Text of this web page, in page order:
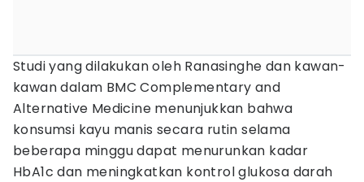
Studi yang dilakukan oleh Ranasinghe dan kawan-
kawan dalam BMC Complementary and
Alternative Medicine menunjukkan bahwa
konsumsi kayu manis secara rutin selama
beberapa minggu dapat menurunkan kadar
HbA1c dan meningkatkan kontrol glukosa darah